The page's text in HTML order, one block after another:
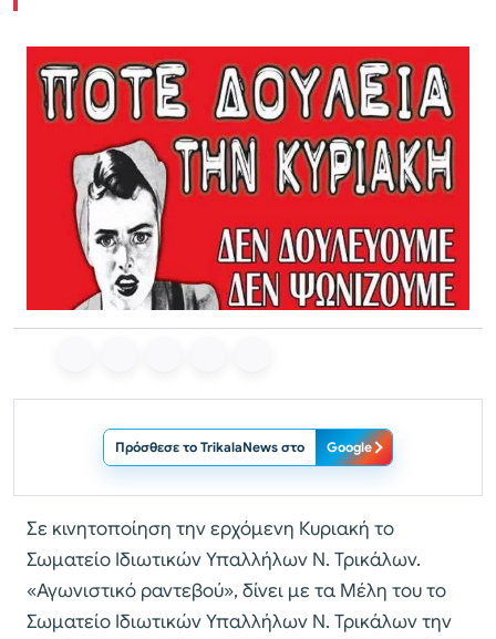
Πρόσθεσε το TrikalaNews στο Google
Σε κινητοποίηση την ερχόμενη Κυριακή το
Σωματείο Ιδιωτικών Υπαλλήλων Ν. Τρικάλων.
«Αγωνιστικό ραντεβού», δίνει με τα Μέλη του το
Σωματείο Ιδιωτικών Υπαλλήλων Ν. Τρικάλων την